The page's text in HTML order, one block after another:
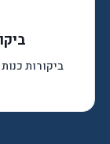
ביקורות